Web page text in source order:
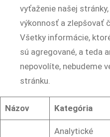
vyťaženie našej
výkonnosť a zlepšovať
Všetky informácie,
sú agregované, a teda
nepovolíte, nebudeme
stránku.
Názov Kategória
Analytické